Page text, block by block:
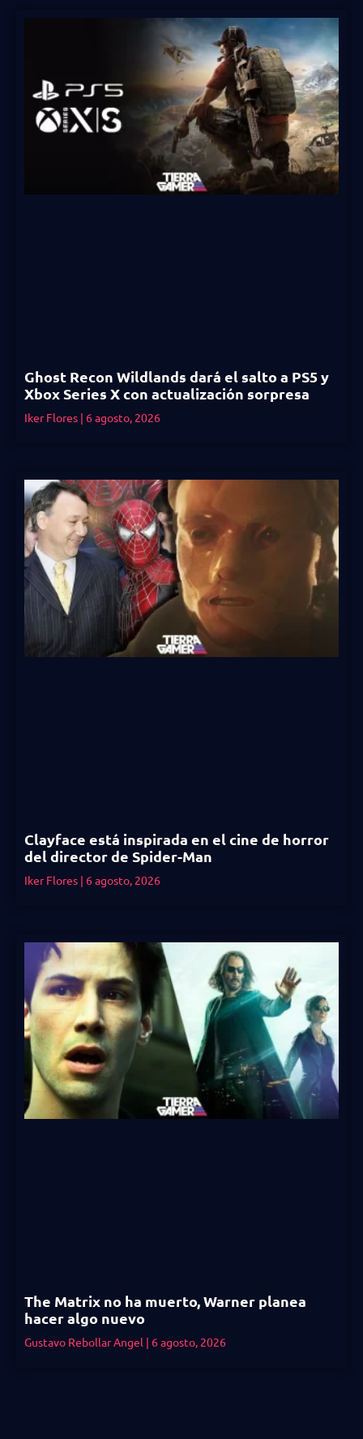
Ghost Recon Wildlands dará el salto a PS5 y
Xbox Series X con actualización sorpresa
Iker Flores 6 agosto, 2026
Clayface está inspirada en el cine de horror
del director de Spider-Man
Iker Flores 6 agosto, 2026
The Matrix no ha muerto, Warner planea
hacer algo nuevo
Gustavo Rebollar Angel 6 agosto, 2026